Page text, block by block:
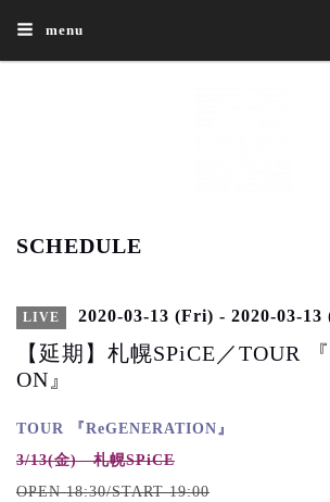
menu
SCHEDULE
LIVE 2020-03-13 (Fri) - 2020-03-13
【延期】札幌SPiCE／TOUR
ON』
TOUR 『ReGENERATION』
3/13(金) 札幌SPiCE
OPEN 18:30/START 19:00